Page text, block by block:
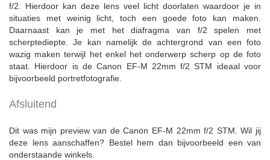
f/2. Hierdoor kan deze lens veel licht doorlaten waardoor je in
situaties met weinig licht, toch een goede foto kan maken.
Daarnaast kan je met het diafragma van f/2 spelen met
scherptediepte. Je kan namelijk de achtergrond van een foto
wazig maken terwijl het enkel het onderwerp scherp op de foto
staat. Hierdoor is de Canon EF-M 22mm f/2 STM ideaal voor
bijvoorbeeld portretfotografie.
Afsluitend
Dit was mijn preview van de Canon EF-M 22mm f/2 STM. Wil jij
deze lens aanschaffen? Bestel hem dan bijvoorbeeld een van
onderstaande winkels.